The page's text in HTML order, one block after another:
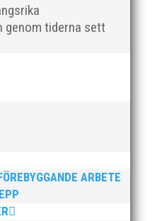
tiderna sett
ARBETE
MAI:re betyder det olika
befinner sig i
anrika förening om hur
verksamhetsben.